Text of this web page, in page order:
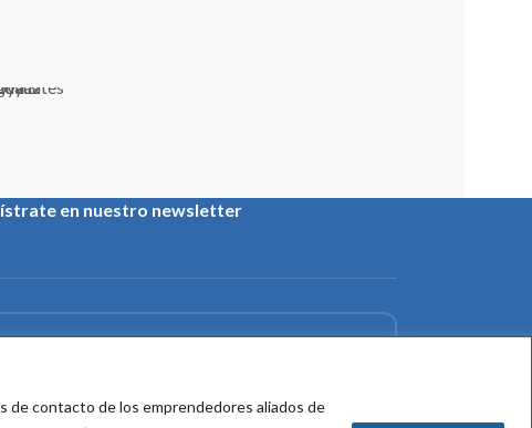
de contacto de los emprendedores aliados de
en nuestro newsletter